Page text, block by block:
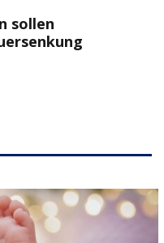
sollen